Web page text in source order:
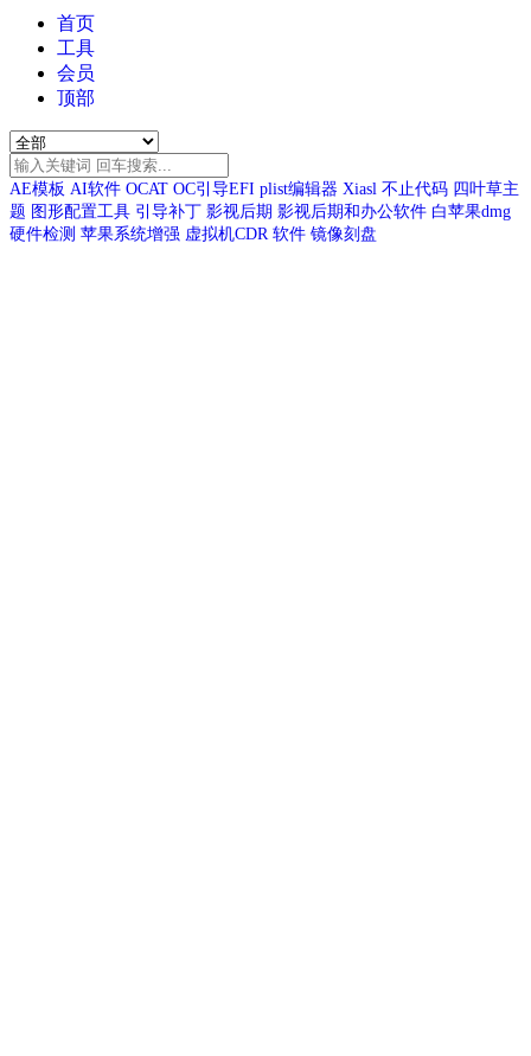
首页
工具
会员
顶部
AE模板 AI软件 OCAT OC引导EFI plist编辑器 Xiasl 不止代码 四叶草主
题 图形配置工具 引导补丁 影视后期 影视后期和办公软件 白苹果dmg
硬件检测 苹果系统增强 虚拟机CDR 软件 镜像刻盘